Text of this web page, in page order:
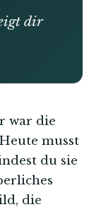
dir
war die
musst
du sie
die